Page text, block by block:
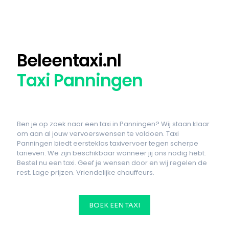
Beleentaxi.nl
Taxi Panningen
Ben je op zoek naar een taxi in Panningen? Wij staan klaar
om aan al jouw vervoerswensen te voldoen. Taxi
Panningen biedt eersteklas taxivervoer tegen scherpe
tarieven. We zijn beschikbaar wanneer jij ons nodig hebt.
Bestel nu een taxi. Geef je wensen door en wij regelen de
rest. Lage prijzen. Vriendelijke chauffeurs.
BOEK EEN TAXI